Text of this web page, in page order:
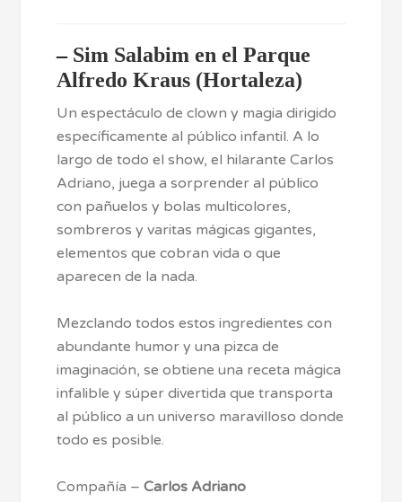
– Sim Salabim en el Parque
Alfredo Kraus (Hortaleza)
Un espectáculo de clown y magia dirigido
específicamente al público infantil. A lo
largo de todo el show, el hilarante Carlos
Adriano, juega a sorprender al público
con pañuelos y bolas multicolores,
sombreros y varitas mágicas gigantes,
elementos que cobran vida o que
aparecen de la nada.
Mezclando todos estos ingredientes con
abundante humor y una pizca de
imaginación, se obtiene una receta mágica
infalible y súper divertida que transporta
al público a un universo maravilloso donde
todo es posible.
Compañía – Carlos Adriano